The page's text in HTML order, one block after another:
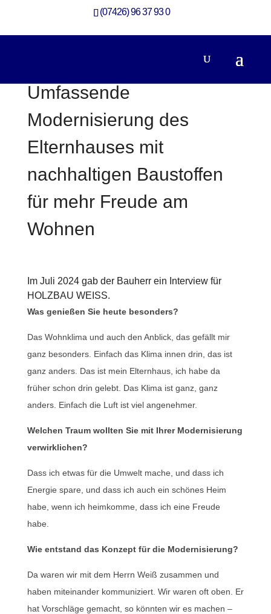
(07426) 96 37 93 0
Umfassende
Modernisierung des
Elternhauses mit
nachhaltigen Baustoffen
für mehr Freude am
Wohnen
Im Juli 2024 gab der Bauherr ein Interview für
HOLZBAU WEISS.
Was genießen Sie heute besonders?
Das Wohnklima und auch den Anblick, das gefällt mir
ganz besonders. Einfach das Klima innen drin, das ist
ganz anders. Das ist mein Elternhaus, ich habe da
früher schon drin gelebt. Das Klima ist ganz, ganz
anders. Einfach die Luft ist viel angenehmer.
Welchen Traum wollten Sie mit Ihrer Modernisierung
verwirklichen?
Dass ich etwas für die Umwelt mache, und dass ich
Energie spare, und dass ich auch ein schönes Heim
habe, wenn ich heimkomme, dass ich eine Freude
habe.
Wie entstand das Konzept für die Modernisierung?
Da waren wir mit dem Herrn Weiß zusammen und
haben miteinander kommuniziert. Wir waren oft oben. Er
hat Vorschläge gemacht, so könnten wir es machen –